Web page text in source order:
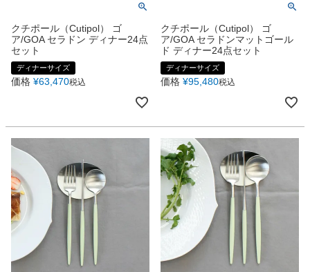
クチポール（Cutipol） ゴ
ア/GOA セラドン ディナー24点
セット
ディナーサイズ
価格 ¥63,470税込
クチポール（Cutipol） ゴ
ア/GOA セラドンマットゴール
ド ディナー24点セット
ディナーサイズ
価格 ¥95,480税込